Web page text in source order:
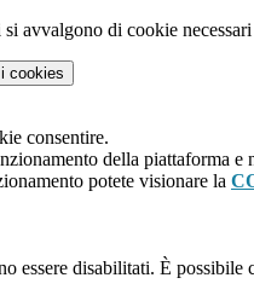
avvalgono di cookie
i cookies
consentire.
della piattaforma e
potete visionare la
essere disabilitati. È